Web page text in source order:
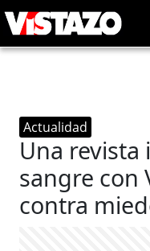
Actualidad
Una revista
sangre con
contra